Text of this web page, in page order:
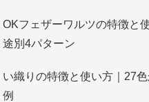
OKフェザーワルツの特徴と
途別4パターン
い織りの特徴と使い方｜27
例